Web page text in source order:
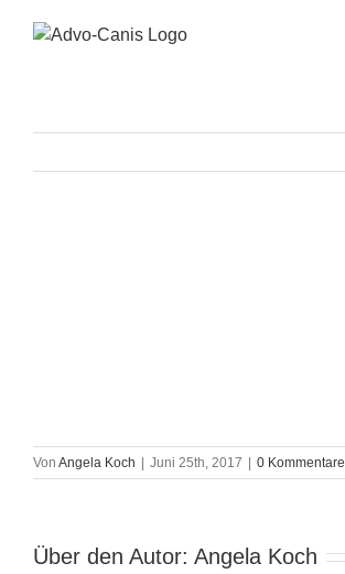
Inhalt
Von Angela Koch | Juni 25th, 2017 | 0 Kommentare
Über den Autor: Angela Koch